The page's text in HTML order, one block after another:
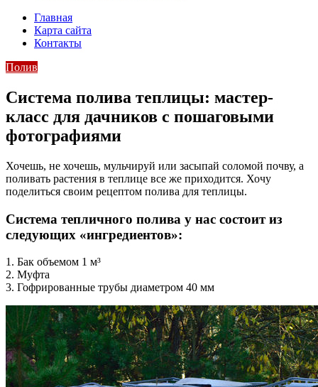
Главная
Карта сайта
Контакты
Полив
Система полива теплицы: мастер-
класс для дачников с пошаговыми
фотографиями
Хочешь, не хочешь, мульчируй или засыпай соломой почву, а
поливать растения в теплице все же приходится. Хочу
поделиться своим рецептом полива для теплицы.
Система тепличного полива у нас состоит из
следующих «ингредиентов»:
1. Бак объемом 1 м³
2. Муфта
3. Гофрированные трубы диаметром 40 мм